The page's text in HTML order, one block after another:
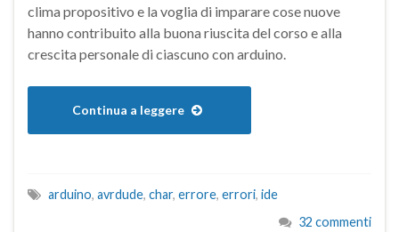
clima propositivo e la voglia di imparare cose nuove
hanno contribuito alla buona riuscita del corso e alla
crescita personale di ciascuno con arduino.
Continua a leggere
arduino, avrdude, char, errore, errori, ide
32 commenti